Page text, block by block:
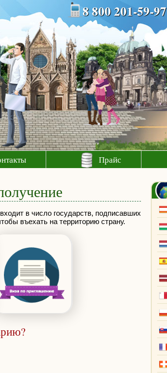
8 800 201-59-97
Прайс
в число государств, подписавших
въехать на территорию страну.